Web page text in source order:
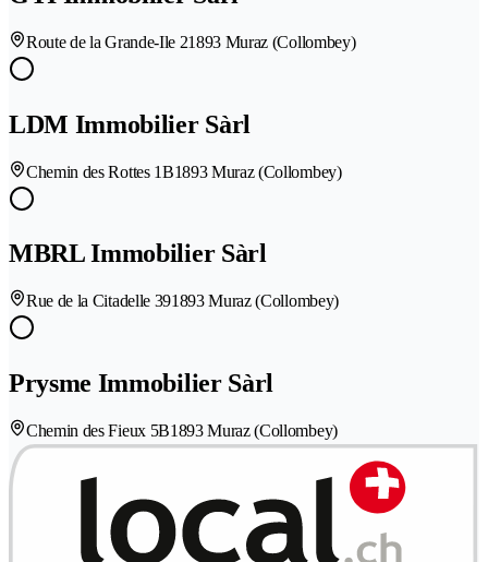
Route de la Grande-Ile 21893 Muraz (Collombey)
LDM Immobilier Sàrl
Chemin des Rottes 1B1893 Muraz (Collombey)
MBRL Immobilier Sàrl
Rue de la Citadelle 391893 Muraz (Collombey)
Prysme Immobilier Sàrl
Chemin des Fieux 5B1893 Muraz (Collombey)